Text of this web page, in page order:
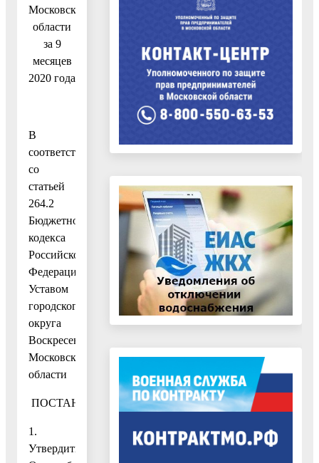
Московской
области
за 9
месяцев
2020 года
В
соответствии
со
статьей
264.2
Бюджетного
кодекса
Российской
Федерации,
Уставом
городского
округа
Воскресенск
Московской
области
ПОСТАНОВЛЯЮ:
1.
Утвердить